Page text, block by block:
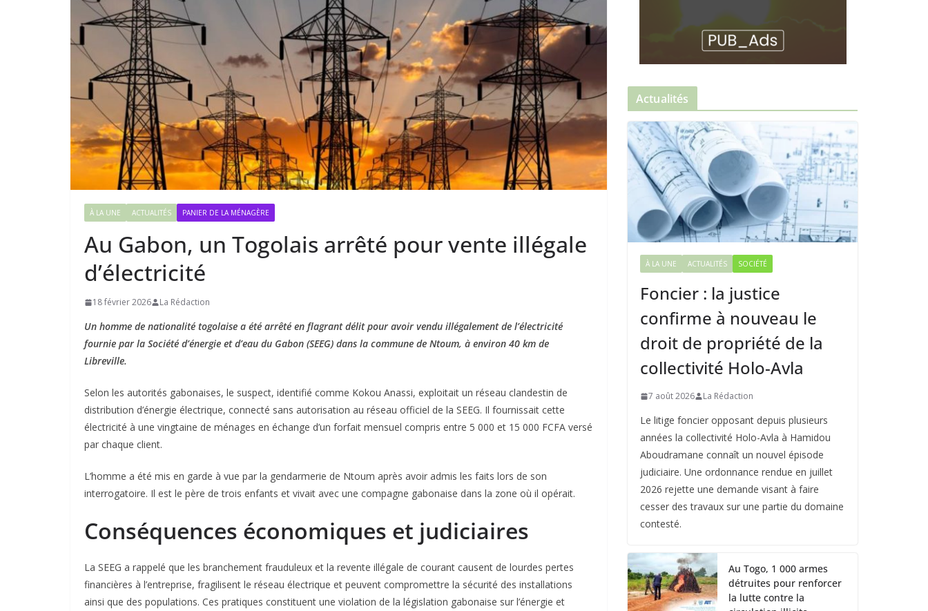
À LA UNE ACTUALITÉS PANIER DE LA MÉNAGÈRE
Au Gabon, un Togolais arrêté pour vente illégale
d’électricité
18 février 2026 La Rédaction
Un homme de nationalité togolaise a été arrêté en flagrant délit pour avoir vendu illégalement de l’électricité
fournie par la Société d’énergie et d’eau du Gabon (SEEG) dans la commune de Ntoum, à environ 40 km de
Libreville.
Selon les autorités gabonaises, le suspect, identifié comme Kokou Anassi, exploitait un réseau clandestin de
distribution d’énergie électrique, connecté sans autorisation au réseau officiel de la SEEG. Il fournissait cette
électricité à une vingtaine de ménages en échange d’un forfait mensuel compris entre 5 000 et 15 000 FCFA versé
par chaque client.
L’homme a été mis en garde à vue par la gendarmerie de Ntoum après avoir admis les faits lors de son
interrogatoire. Il est le père de trois enfants et vivait avec une compagne gabonaise dans la zone où il opérait.
Conséquences économiques et judiciaires
La SEEG a rappelé que les branchement frauduleux et la revente illégale de courant causent de lourdes pertes
financières à l’entreprise, fragilisent le réseau électrique et peuvent compromettre la sécurité des installations
ainsi que des populations. Ces pratiques constituent une violation de la législation gabonaise sur l’énergie et
Actualités
À LA UNE ACTUALITÉS SOCIÉTÉ
Foncier : la justice
confirme à nouveau le
droit de propriété de la
collectivité Holo-Avla
7 août 2026 La Rédaction
Le litige foncier opposant depuis plusieurs
années la collectivité Holo-Avla à Hamidou
Aboudramane connaît un nouvel épisode
judiciaire. Une ordonnance rendue en juillet
2026 rejette une demande visant à faire
cesser des travaux sur une partie du domaine
contesté.
Au Togo, 1 000 armes
détruites pour renforcer
la lutte contre la